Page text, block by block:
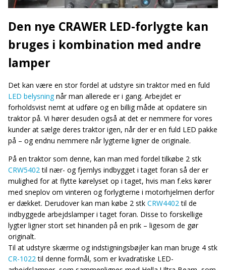
Den nye CRAWER LED-forlygte kan
bruges i kombination med andre
lamper
Det kan være en stor fordel at udstyre sin traktor med en fuld
LED belysningnår man allerede er i gang. Arbejdet er
forholdsvist nemt at udføre og en billig måde at opdatere sin
traktor på. Vi hører desuden også at det er nemmere for vores
kunder at sælge deres traktor igen, når der er en fuld LED pakke
på – og endnu nemmere når lygterne ligner de originale.
På en traktor som denne, kan man med fordel tilkøbe 2 stk
CRW5402til nær- og fjernlys indbygget i taget foran så der er
mulighed for at flytte kørelyset op i taget, hvis man f.eks kører
med sneplov om vinteren og forlygterne i motorhjelmen derfor
er dækket. Derudover kan man købe 2 stk CRW4402til de
indbyggede arbejdslamper i taget foran. Disse to forskellige
lygter ligner stort set hinanden på en prik – ligesom de gør
originalt.
Til at udstyre skærme og indstigningsbøjler kan man bruge 4 stk
CR-1022til denne formål, som er kvadratiske LED-